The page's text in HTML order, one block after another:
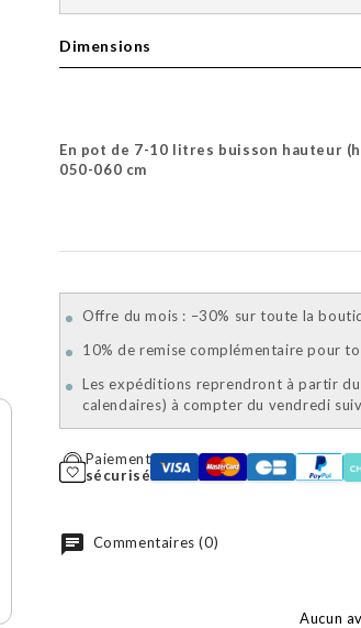
Dimensions
En pot de 7-10 litres buisson hauteur
050-060 cm
Offre du mois : –30% sur toute la
10% de remise complémentaire pour
Les expéditions reprendront à partir
calendaires) à compter du vendredi
Paiement
sécurisé
Commentaires (0)
Aucun